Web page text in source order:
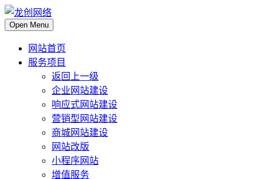
Open Menu
网站首页
服务项目
返回上一级
企业网站建设
响应式网站建设
营销型网站建设
商城网站建设
网站改版
小程序网站
增值服务